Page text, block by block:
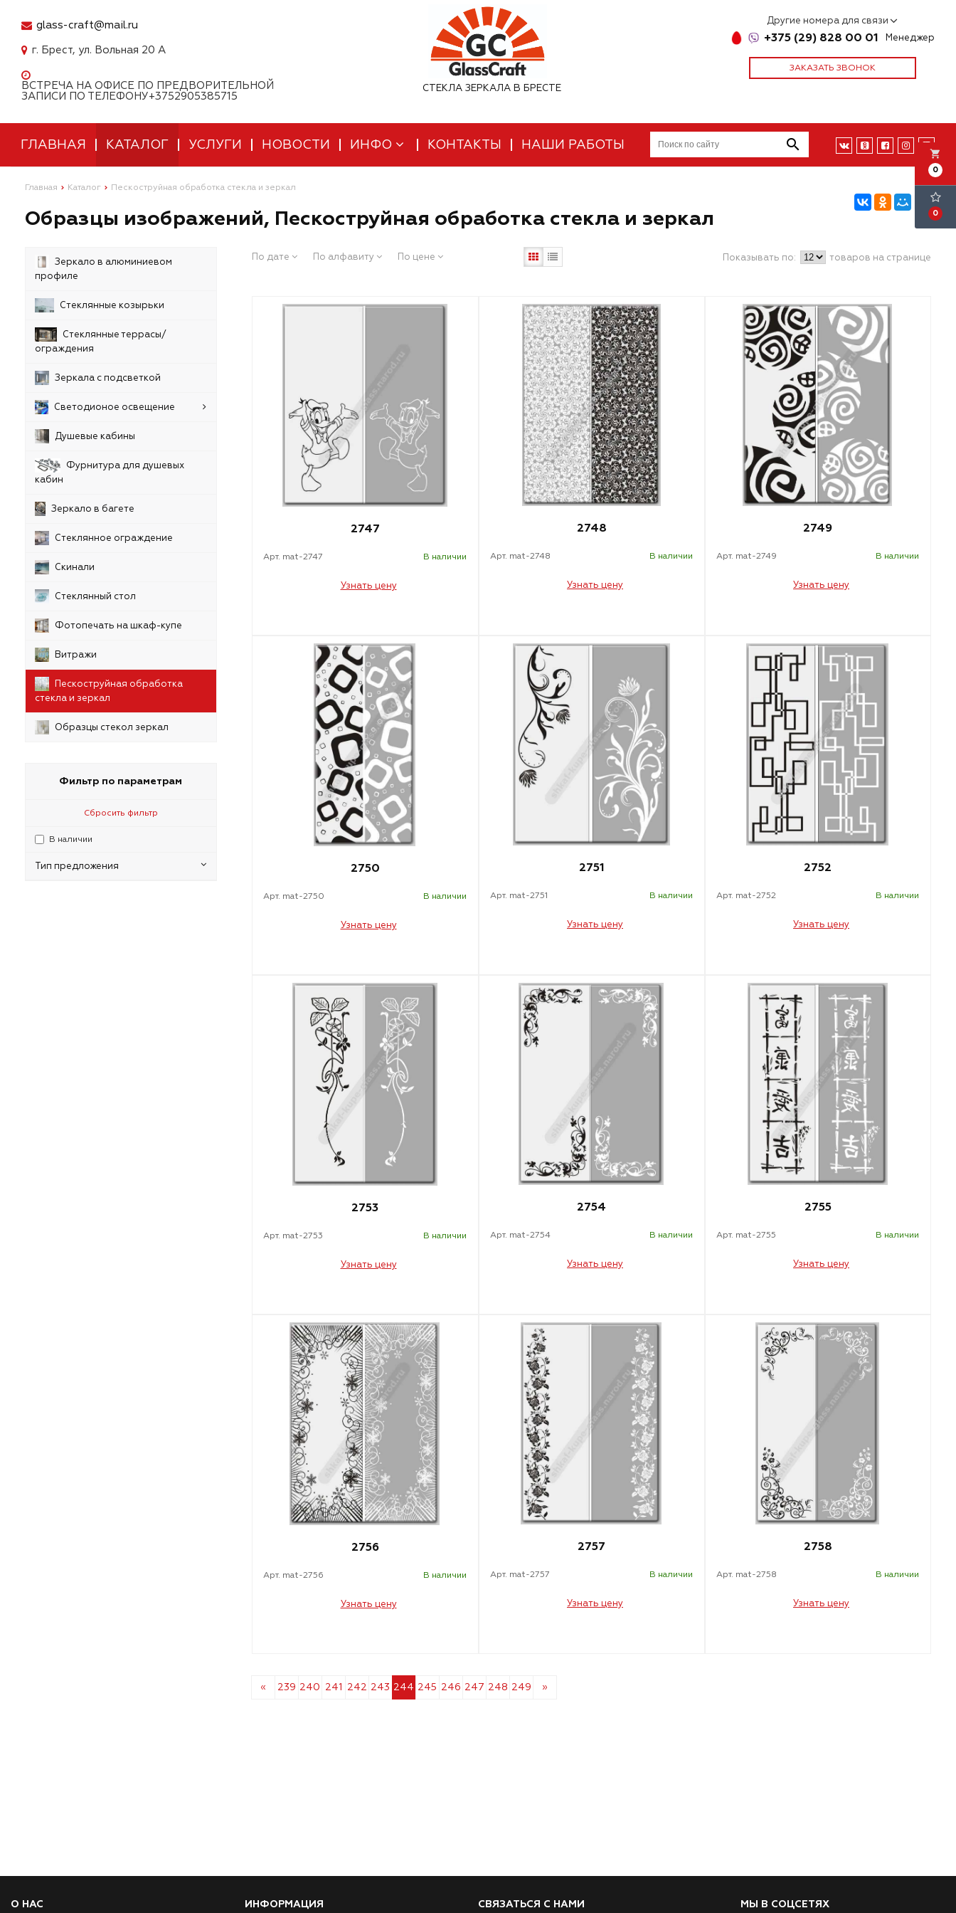
glass-craft@mail.ru
г. Брест, ул. Вольная 20 А
ВСТРЕЧА НА ОФИСЕ ПО ПРЕДВОРИТЕЛЬНОЙ
ЗАПИСИ ПО ТЕЛЕФОНУ+3752905385715
СТЕКЛА ЗЕРКАЛА В БРЕСТЕ
Другие номера для связи
+375 (29) 828 00 01 Менеджер
ЗАКАЗАТЬ ЗВОНОК
ГЛАВНАЯ КАТАЛОГ УСЛУГИ НОВОСТИ ИНФО КОНТАКТЫ НАШИ РАБОТЫ
Главная Каталог Пескоструйная обработка стекла и зеркал
Образцы изображений, Пескоструйная обработка стекла и зеркал
local_grocery_store
0
0
Зеркало в алюминиевом
профиле
Стеклянные козырьки
Стеклянные террасы/
ограждения
Зеркала с подсветкой
Светодионое освещение
Душевые кабины
Фурнитура для душевых
кабин
Зеркало в багете
Стеклянное ограждение
Скинали
Стеклянный стол
Фотопечать на шкаф-купе
Витражи
Пескоструйная обработка
стекла и зеркал
Образцы стекол зеркал
Фильтр по параметрам
Сбросить фильтр
В наличии
Тип предложения
По дате По алфавиту По цене Показывать по: товаров на странице
2747
Арт. mat-2747 В наличии
Узнать цену
2748
Арт. mat-2748 В наличии
Узнать цену
2749
Арт. mat-2749 В наличии
Узнать цену
2750
Арт. mat-2750 В наличии
Узнать цену
2751
Арт. mat-2751 В наличии
Узнать цену
2752
Арт. mat-2752 В наличии
Узнать цену
2753
Арт. mat-2753 В наличии
Узнать цену
2754
Арт. mat-2754 В наличии
Узнать цену
2755
Арт. mat-2755 В наличии
Узнать цену
2756
Арт. mat-2756 В наличии
Узнать цену
2757
Арт. mat-2757 В наличии
Узнать цену
2758
Арт. mat-2758 В наличии
Узнать цену
« 239 240 241 242 243 244 245 246 247 248 249 »
О НАС ИНФОРМАЦИЯ СВЯЗАТЬСЯ С НАМИ МЫ В СОЦСЕТЯХ